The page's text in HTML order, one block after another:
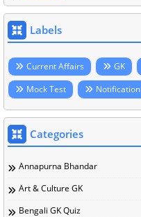
Labels
Current Affairs GK
Mock Test
Notification
Categories
Annapurna Bhandar
Art & Culture GK
Bengali GK Quiz